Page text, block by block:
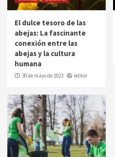
El dulce tesoro de las
abejas: La fascinante
conexión entre las
abejas y la cultura
humana
30 de mayo de 2023 editor